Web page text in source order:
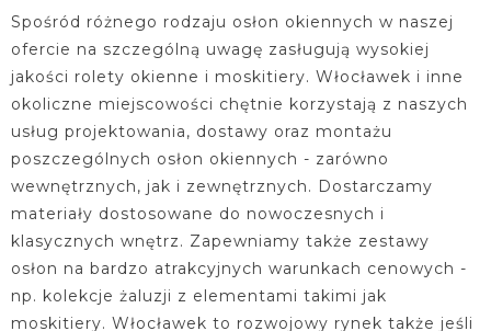
Spośród różnego rodzaju osłon okiennych w naszej
ofercie na szczególną uwagę zasługują wysokiej
jakości rolety okienne i moskitiery. Włocławek i inne
okoliczne miejscowości chętnie korzystają z naszych
usług projektowania, dostawy oraz montażu
poszczególnych osłon okiennych - zarówno
wewnętrznych, jak i zewnętrznych. Dostarczamy
materiały dostosowane do nowoczesnych i
klasycznych wnętrz. Zapewniamy także zestawy
osłon na bardzo atrakcyjnych warunkach cenowych -
np. kolekcje żaluzji z elementami takimi jak
moskitiery. Włocławek to rozwojowy rynek także jeśli